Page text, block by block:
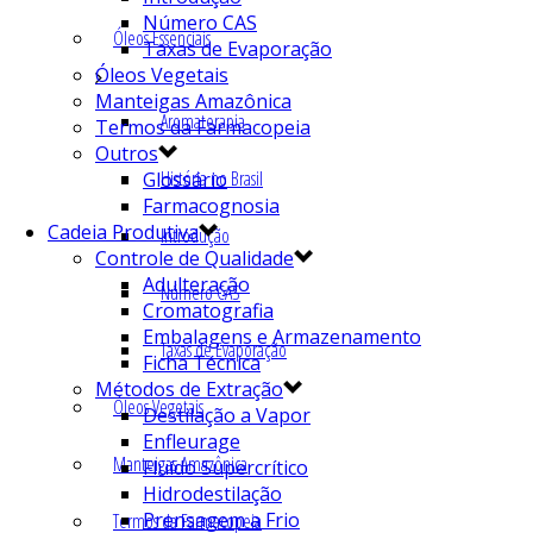
Óleos Essenciais
Aromaterapia
História no Brasil
Introdução
Número CAS
Taxas de Evaporação
Óleos Vegetais
Manteigas Amazônica
Termos da Farmacopeia
Número CAS
Taxas de Evaporação
Óleos Vegetais
Manteigas Amazônica
Termos da Farmacopeia
Outros
Glossário
Farmacognosia
Cadeia Produtiva
Controle de Qualidade
Adulteração
Cromatografia
Embalagens e Armazenamento
Ficha Técnica
Métodos de Extração
Destilação a Vapor
Enfleurage
Fluído Supercrítico
Hidrodestilação
Prensagem a Frio